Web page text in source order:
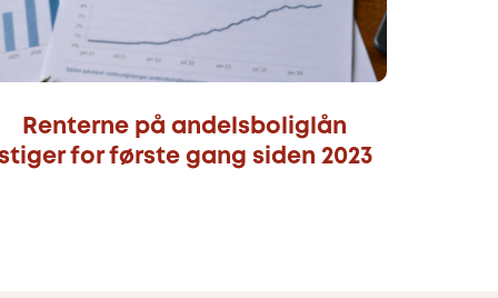
Renterne på andelsboliglån
for første gang siden 2023